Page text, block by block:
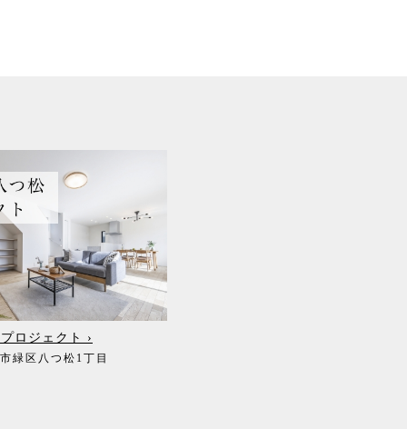
ロジェクト ›
緑区八つ松1丁目